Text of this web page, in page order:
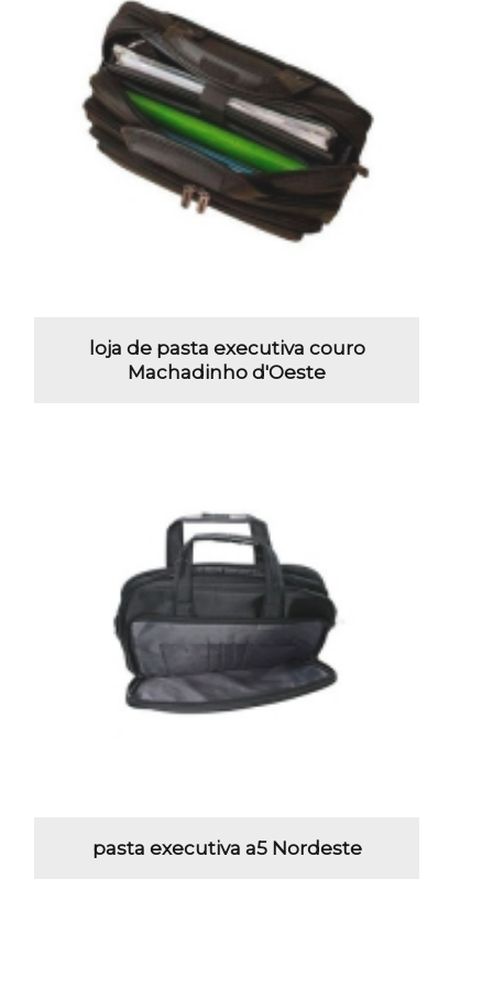
loja de pasta executiva couro
Machadinho d'Oeste
pasta executiva a5 Nordeste